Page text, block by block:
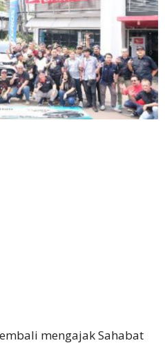
mengajak Sahabat